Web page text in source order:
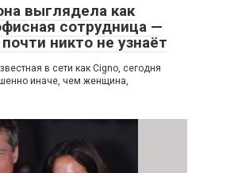
выглядела как
сотрудница —
никто не узнаёт
в сети как Cigno, сегодня
иначе, чем женщина,